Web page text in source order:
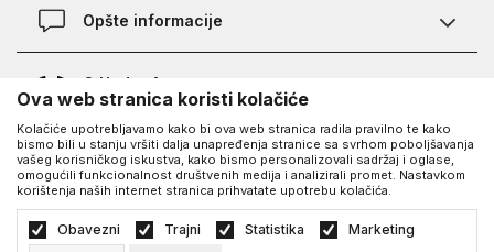
Kontakt
Opšte informacije
Provjera statusa porudžbine
Najčešća pitanja
Kako kupiti
Zamjena veličine i zamjena artikla
O Under Armour-u
O nama - priča o UA
Saznajte više o UA
Karijera
Blog
UA Social
Facebook
©2026https://www.underarmour.ba/, IzradaNB SOFT. Sva prava zadržana.
Politika privatnosti
Uslovi korišćenja
Ova web stranica koristi kolačiće
Kolačiće upotrebljavamo kako bi ova web stranica radila pravilno te kako
bismo bili u stanju vršiti dalja unapređenja stranice sa svrhom poboljšavanja
vašeg korisničkog iskustva, kako bismo personalizovali sadržaj i oglase,
omogućili funkcionalnost društvenih medija i analizirali promet. Nastavkom
korištenja naših internet stranica prihvatate upotrebu kolačića.
Obavezni Trajni Statistika Marketing